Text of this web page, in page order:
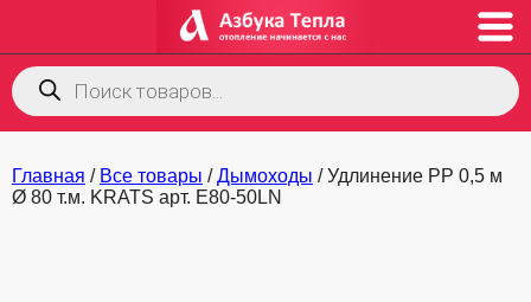
Поиск
товаров
Главная / Все товары /Дымоходы / Удлинение PP 0,5 м
Ø 80 т.м. KRATS арт. E80-50LN